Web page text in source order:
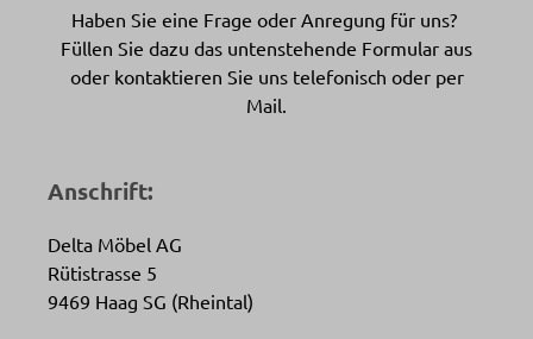
Haben Sie eine Frage oder Anregung für uns?
Füllen Sie dazu das untenstehende Formular aus
oder kontaktieren Sie uns telefonisch oder per
Mail.
Anschrift:
Delta Möbel AG
Rütistrasse 5
9469 Haag SG (Rheintal)